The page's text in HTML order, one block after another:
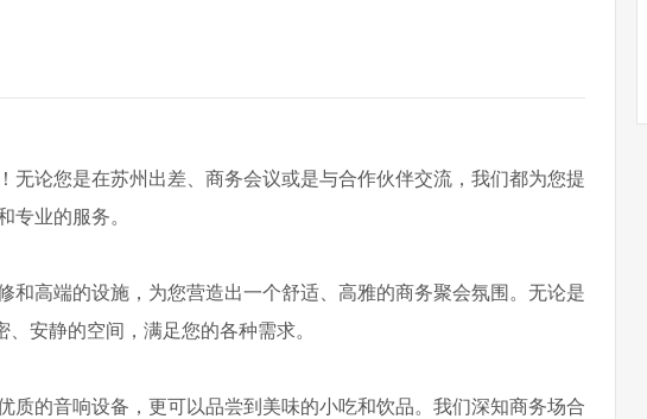
论您是在苏州出差、商务会议或是与合作伙伴交流，我们都为您提
专业的服务。
高端的设施，为您营造出一个舒适、高雅的商务聚会氛围。无论是
安静的空间，满足您的各种需求。
的音响设备，更可以品尝到美味的小吃和饮品。我们深知商务场合